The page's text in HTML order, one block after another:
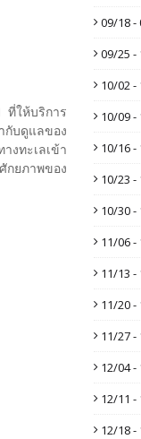
ที่ให้บริการ
กับดูแลของ
งทะเลเข้า
กยภาพของ
09/18 -
09/25 -
10/02 -
10/09 -
10/16 -
10/23 -
10/30 -
11/06 -
11/13 -
11/20 -
11/27 -
12/04 -
12/11 -
12/18 -